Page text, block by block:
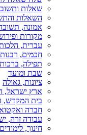
שאלות
השאלות
אמונה,
מקורות
עברית,
חכמים,
תפילה,
שבת ומועד
ציונות, גאולה
ארץ ישראל,
בית המקדש,
חברה
עבודה זרה,
חינוך,